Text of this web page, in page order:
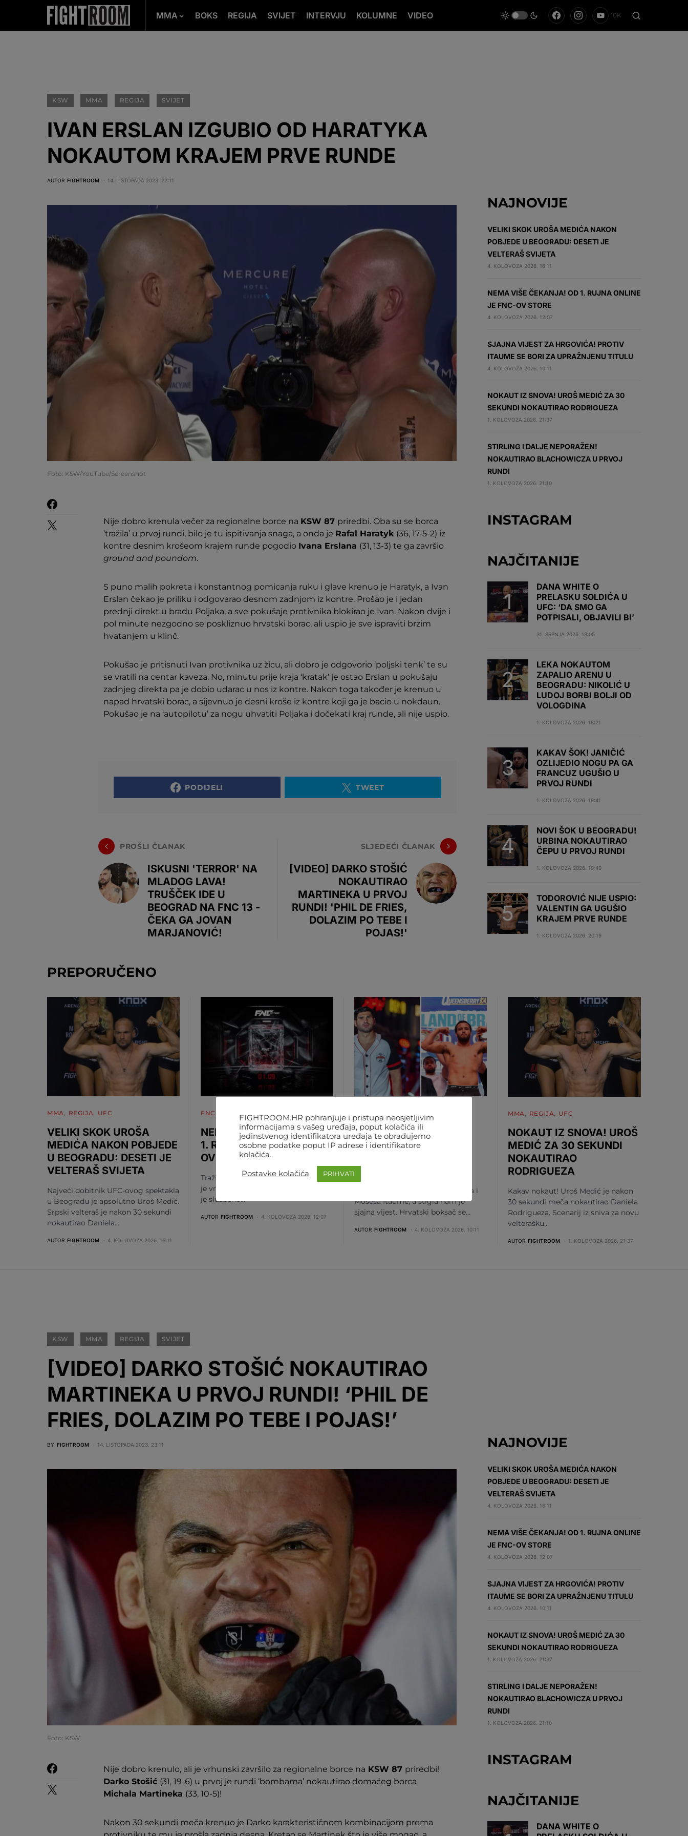
MMA BOKS REGIJA SVIJET INTERVJU KOLUMNE VIDEO 10K
KSW MMA REGIJA SVIJET
IVAN ERSLAN IZGUBIO OD HARATYKA
NOKAUTOM KRAJEM PRVE RUNDE
AUTOR FIGHTROOM 14. LISTOPADA 2023. 22:11
Foto: KSW/YouTube/Screenshot
Nije dobro krenula večer za regionalne borce na KSW 87 priredbi. Oba su se borca
‘tražila’ u prvoj rundi, bilo je tu ispitivanja snaga, a onda je Rafal Haratyk (36, 17-5-2) iz
kontre desnim krošeom krajem runde pogodio Ivana Erslana (31, 13-3) te ga završio
ground and poundom.
S puno malih pokreta i konstantnog pomicanja ruku i glave krenuo je Haratyk, a Ivan
Erslan čekao je priliku i odgovarao desnom zadnjom iz kontre. Prošao je i jedan
prednji direkt u bradu Poljaka, a sve pokušaje protivnika blokirao je Ivan. Nakon dvije i
pol minute nezgodno se poskliznuo hrvatski borac, ali uspio je sve ispraviti brzim
hvatanjem u klinč.
Pokušao je pritisnuti Ivan protivnika uz žicu, ali dobro je odgovorio ‘poljski tenk’ te su
se vratili na centar kaveza. No, minutu prije kraja ‘kratak’ je ostao Erslan u pokušaju
zadnjeg direkta pa je dobio udarac u nos iz kontre. Nakon toga također je krenuo u
napad hrvatski borac, a sijevnuo je desni kroše iz kontre koji ga je bacio u nokdaun.
Pokušao je na ‘autopilotu’ za nogu uhvatiti Poljaka i dočekati kraj runde, ali nije uspio.
PODIJELI TWEET
PROŠLI ČLANAK
ISKUSNI 'TERROR' NA
MLADOG LAVA!
TRUŠČEK IDE U
BEOGRAD NA FNC 13 -
ČEKA GA JOVAN
MARJANOVIĆ!
SLJEDEĆI ČLANAK
[VIDEO] DARKO STOŠIĆ
NOKAUTIRAO
MARTINEKA U PRVOJ
RUNDI! 'PHIL DE FRIES,
DOLAZIM PO TEBE I
POJAS!'
NAJNOVIJE
VELIKI SKOK UROŠA MEDIĆA NAKON
POBJEDE U BEOGRADU: DESETI JE
VELTERAŠ SVIJETA
4. KOLOVOZA 2026. 16:11
NEMA VIŠE ČEKANJA! OD 1. RUJNA ONLINE
JE FNC-OV STORE
4. KOLOVOZA 2026. 12:07
SJAJNA VIJEST ZA HRGOVIĆA! PROTIV
ITAUME SE BORI ZA UPRAŽNJENU TITULU
4. KOLOVOZA 2026. 10:11
NOKAUT IZ SNOVA! UROŠ MEDIĆ ZA 30
SEKUNDI NOKAUTIRAO RODRIGUEZA
1. KOLOVOZA 2026. 21:37
STIRLING I DALJE NEPORAŽEN!
NOKAUTIRAO BLACHOWICZA U PRVOJ
RUNDI
1. KOLOVOZA 2026. 21:10
INSTAGRAM
NAJČITANIJE
DANA WHITE O
PRELASKU SOLDIĆA U
UFC: ‘DA SMO GA
POTPISALI, OBJAVILI BI’
31. SRPNJA 2026. 13:05
LEKA NOKAUTOM
ZAPALIO ARENU U
BEOGRADU: NIKOLIĆ U
LUDOJ BORBI BOLJI OD
VOLOGDINA
1. KOLOVOZA 2026. 18:21
KAKAV ŠOK! JANIČIĆ
OZLIJEDIO NOGU PA GA
FRANCUZ UGUŠIO U
PRVOJ RUNDI
1. KOLOVOZA 2026. 19:41
NOVI ŠOK U BEOGRADU!
URBINA NOKAUTIRAO
ČEPU U PRVOJ RUNDI
1. KOLOVOZA 2026. 19:49
TODOROVIĆ NIJE USPIO:
VALENTIN GA UGUŠIO
KRAJEM PRVE RUNDE
1. KOLOVOZA 2026. 20:19
PREPORUČENO
MMA REGIJA UFC
VELIKI SKOK UROŠA
MEDIĆA NAKON POBJEDE
U BEOGRADU: DESETI JE
VELTERAŠ SVIJETA
Najveći dobitnik UFC-ovog spektakla
u Beogradu je apsolutno Uroš Medić.
Srpski velteraš je nakon 30 sekundi
nokautirao Daniela…
AUTOR FIGHTROOM 4. KOLOVOZA 2026. 16:11
FNC REGIJA SVIJET
NEMA VIŠE ČEKANJA! OD
1. RUJNA ONLINE JE FNC-
OV STORE
Tražili ste, pitali i vjerno čekali, a sad
je vrijeme da to i dobijete: FNC store
je službeno…
AUTOR FIGHTROOM 4. KOLOVOZA 2026. 12:07
BOKS
SJAJNA VIJEST ZA
HRGOVIĆA! PROTIV
Bliži se veliki meč Filipa Hrgovića i
Mosesa Itaume, a stigla nam je
sjajna vijest. Hrvatski boksač se…
AUTOR FIGHTROOM 4. KOLOVOZA 2026. 10:11
MMA REGIJA UFC
NOKAUT IZ SNOVA! UROŠ
MEDIĆ ZA 30 SEKUNDI
NOKAUTIRAO
RODRIGUEZA
Kakav nokaut! Uroš Medić je nakon
30 sekundi meča nokautirao Daniela
Rodrigueza. Scenarij iz sniva za novu
velterašku…
AUTOR FIGHTROOM 1. KOLOVOZA 2026. 21:37
KSW MMA REGIJA SVIJET
[VIDEO] DARKO STOŠIĆ NOKAUTIRAO
MARTINEKA U PRVOJ RUNDI! ‘PHIL DE
FRIES, DOLAZIM PO TEBE I POJAS!’
BY FIGHTROOM 14. LISTOPADA 2023. 23:11
Foto: KSW
Nije dobro krenulo, ali je vrhunski završilo za regionalne borce na KSW 87 priredbi!
Darko Stošić (31, 19-6) u prvoj je rundi ‘bombama’ nokautirao domaćeg borca
Michala Martineka (33, 10-5)!
Nakon 30 sekundi meča krenuo je Darko karakterističnom kombinacijom prema
NAJNOVIJE
VELIKI SKOK UROŠA MEDIĆA NAKON
POBJEDE U BEOGRADU: DESETI JE
VELTERAŠ SVIJETA
4. KOLOVOZA 2026. 16:11
NEMA VIŠE ČEKANJA! OD 1. RUJNA ONLINE
JE FNC-OV STORE
4. KOLOVOZA 2026. 12:07
SJAJNA VIJEST ZA HRGOVIĆA! PROTIV
ITAUME SE BORI ZA UPRAŽNJENU TITULU
4. KOLOVOZA 2026. 10:11
NOKAUT IZ SNOVA! UROŠ MEDIĆ ZA 30
SEKUNDI NOKAUTIRAO RODRIGUEZA
1. KOLOVOZA 2026. 21:37
STIRLING I DALJE NEPORAŽEN!
NOKAUTIRAO BLACHOWICZA U PRVOJ
RUNDI
1. KOLOVOZA 2026. 21:10
INSTAGRAM
NAJČITANIJE
DANA WHITE O
FIGHTROOM.HR pohranjuje i pristupa neosjetljivim
informacijama s vašeg uređaja, poput kolačića ili
jedinstvenog identifikatora uređaja te obrađujemo
osobne podatke poput IP adrese i identifikatore
kolačića.
Postavke kolačića PRIHVATI